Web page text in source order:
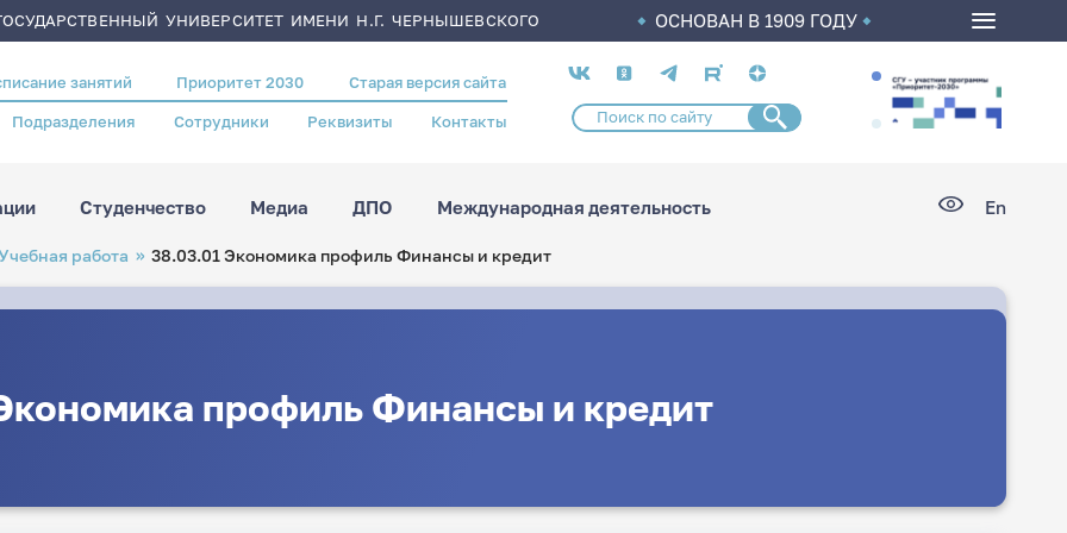
УНИВЕРСИТЕТ ИМЕНИ Н.Г. ЧЕРНЫШЕВСКОГО ОСНОВАН В 1909 ГОДУ
занятий Приоритет 2030 Старая версия сайта
Подразделения Сотрудники Реквизиты Контакты
Социальные
сети
Студенчество Медиа ДПО Международная деятельность En
работа 38.03.01 Экономика профиль Финансы и кредит
профиль Финансы и кредит